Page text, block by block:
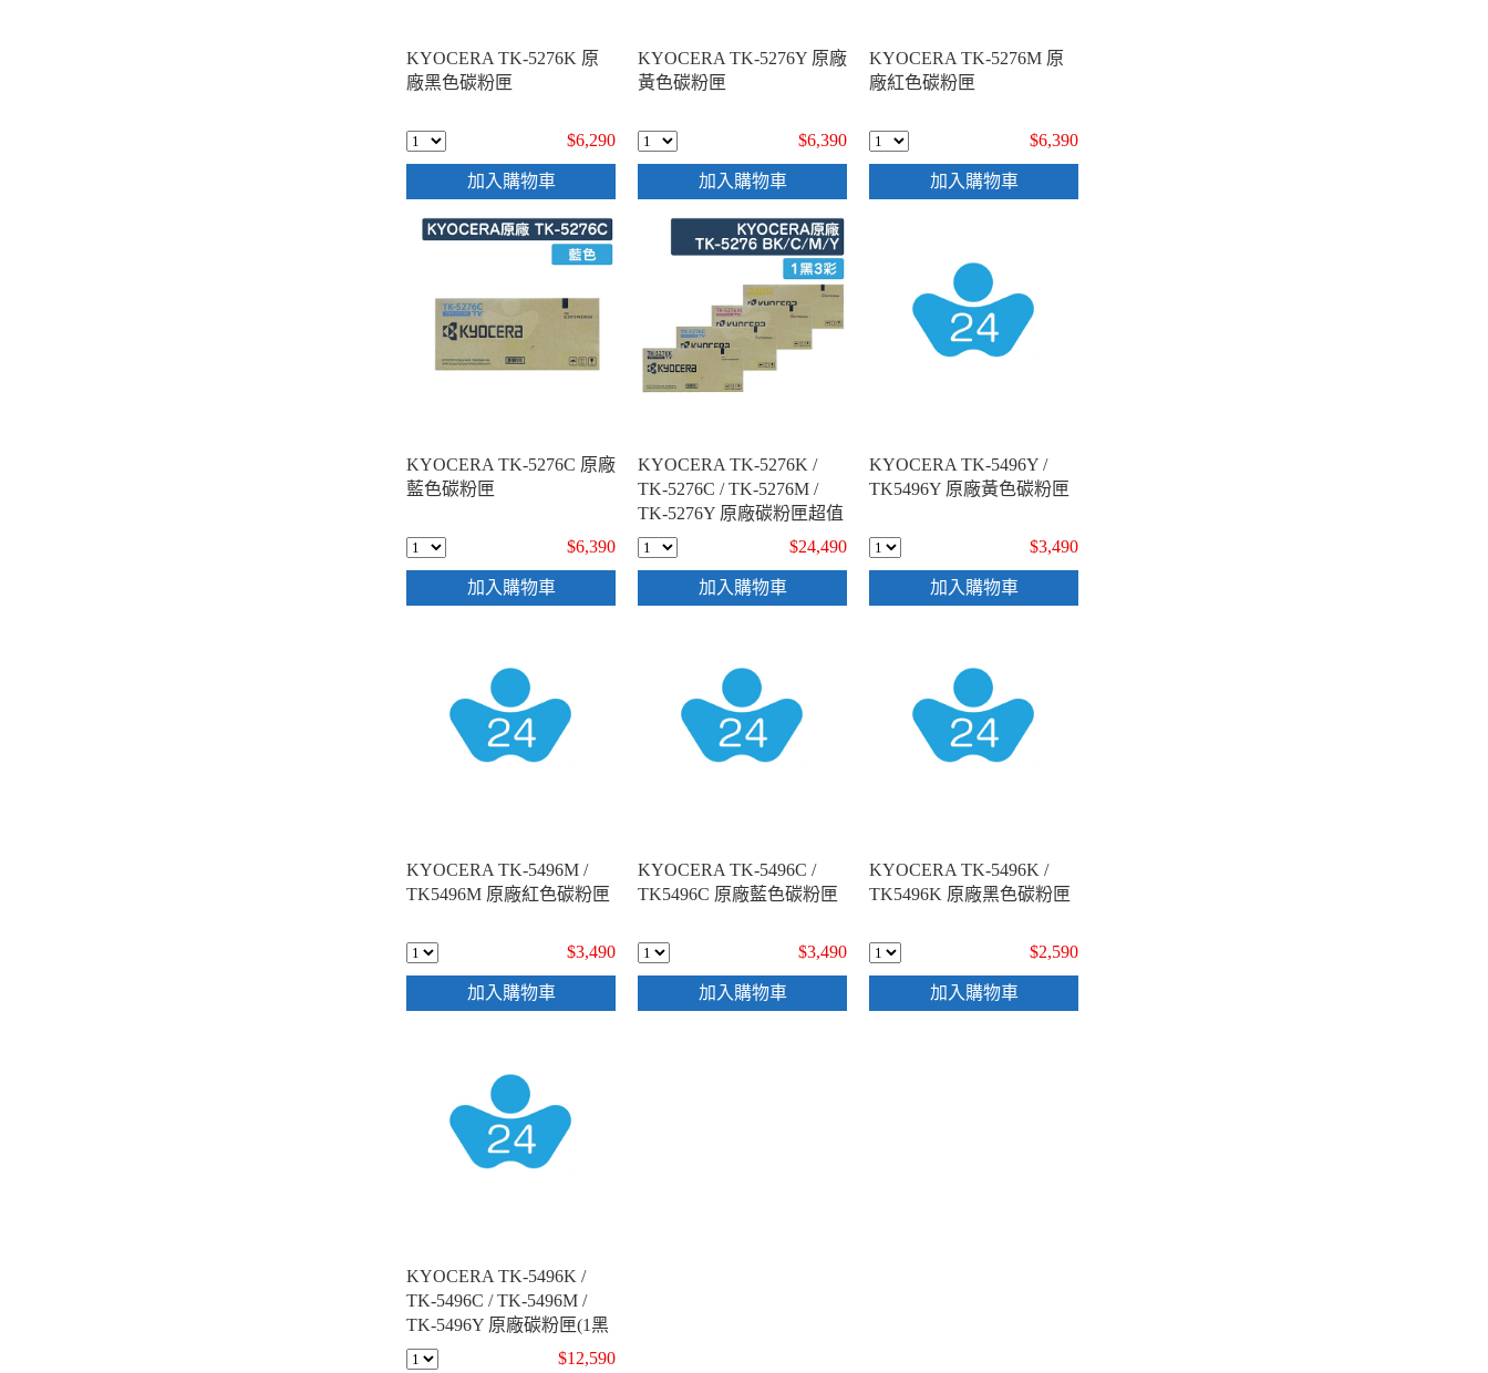
KYOCERA TK-5276K 原
廠黑色碳粉匣
$6,290
加入購物車
KYOCERA TK-5276Y 原廠
黃色碳粉匣
$6,390
加入購物車
KYOCERA TK-5276M 原
廠紅色碳粉匣
$6,390
加入購物車
KYOCERA TK-5276C 原廠
藍色碳粉匣
$6,390
加入購物車
KYOCERA TK-5276K /
TK-5276C / TK-5276M /
TK-5276Y 原廠碳粉匣超值
組(1黑3彩)
$24,490
加入購物車
KYOCERA TK-5496Y /
TK5496Y 原廠黃色碳粉匣
$3,490
加入購物車
KYOCERA TK-5496M /
TK5496M 原廠紅色碳粉匣
$3,490
加入購物車
KYOCERA TK-5496C /
TK5496C 原廠藍色碳粉匣
$3,490
加入購物車
KYOCERA TK-5496K /
TK5496K 原廠黑色碳粉匣
$2,590
加入購物車
KYOCERA TK-5496K /
TK-5496C / TK-5496M /
TK-5496Y 原廠碳粉匣(1黑
3彩)
$12,590